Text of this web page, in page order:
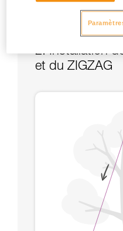
2. Installation
et du ZIGZAG